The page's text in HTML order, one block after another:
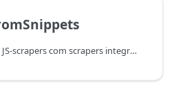
Exemplo de trabalho em JS-scrapers com scrapers integrados